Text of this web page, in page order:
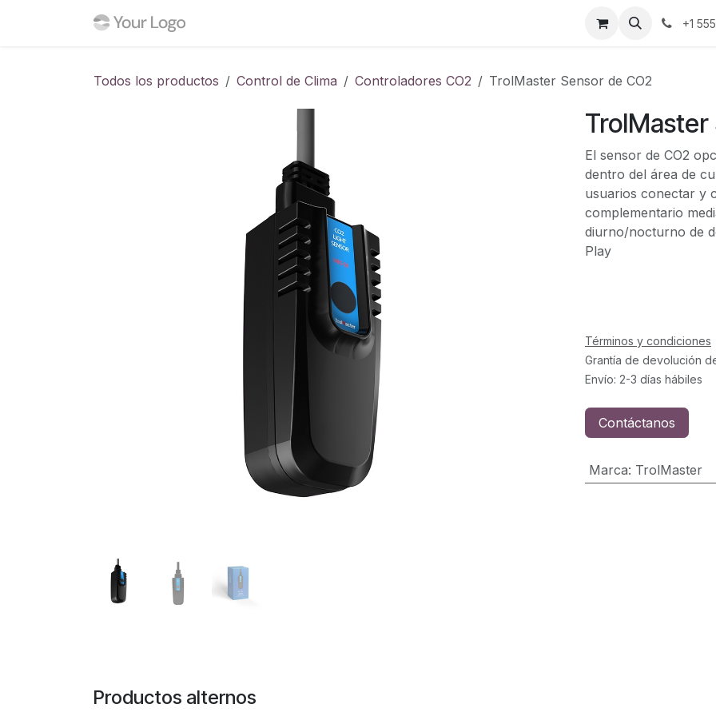
+1
Todos los productos Control de Clima Controladores CO2 TrolMaster Sensor de CO2
TrolMaster
El sensor de CO2
dentro del área de
usuarios conectar y
complementario
diurno/nocturno de
Play
Términos y condiciones
Grantía de devolución
Envío: 2-3 días hábiles
Contáctanos
Marca: TrolMaster
Productos alternos